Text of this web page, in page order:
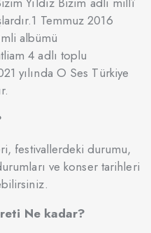
Temmuz 2016
albümü
4 adlı toplu
yılında O Ses Türkiye
festivallerdeki durumu,
ve konser tarihleri
Ne kadar?